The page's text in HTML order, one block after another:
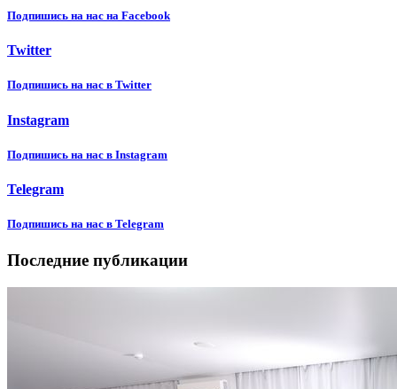
Подпишиcь на нас на Facebook
Twitter
Подпишиcь на нас в Twitter
Instagram
Подпишиcь на нас в Instagram
Telegram
Подпишиcь на нас в Telegram
Последние публикации